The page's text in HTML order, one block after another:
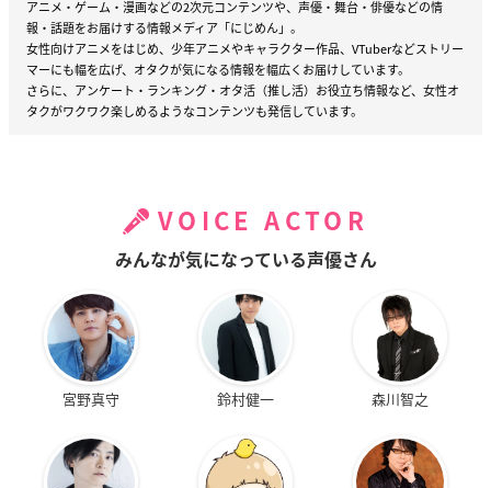
アニメ・ゲーム・漫画などの2次元コンテンツや、声優・舞台・俳優などの情
報・話題をお届けする情報メディア「にじめん」。
女性向けアニメをはじめ、少年アニメやキャラクター作品、VTuberなどストリー
マーにも幅を広げ、オタクが気になる情報を幅広くお届けしています。
さらに、アンケート・ランキング・オタ活（推し活）お役立ち情報など、女性オ
タクがワクワク楽しめるようなコンテンツも発信しています。
VOICE ACTOR
みんなが気になっている声優さん
宮野真守 鈴村健一 森川智之